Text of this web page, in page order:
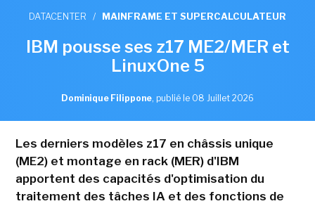
DATACENTER / MAINFRAME ET SUPERCALCULATEUR
IBM pousse ses z17 ME2/MER et
LinuxOne 5
Dominique Filippone, publié le 08 Juillet 2026
Les derniers modèles z17 en châssis unique
(ME2) et montage en rack (MER) d'IBM
apportent des capacités d'optimisation du
traitement des tâches IA et des fonctions de